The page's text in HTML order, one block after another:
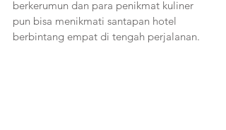
berkerumun dan para penikmat kuliner
pun bisa menikmati santapan hotel
berbintang empat di tengah perjalanan.